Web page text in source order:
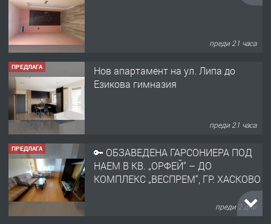
преди 21 часа
ПРЕДЛАГА
Нов апартамент на ул. Липа до
Езикова гимназия
преди 21 часа
ПРЕДЛАГА
🔑 ОБЗАВЕДЕНА ГАРСОНИЕРА ПОД
НАЕМ В КВ. „ОРФЕЙ“ – ДО
КОМПЛЕКС „ВЕСПРЕМ“, ГР. ХАСКОВО
преди 2 дни